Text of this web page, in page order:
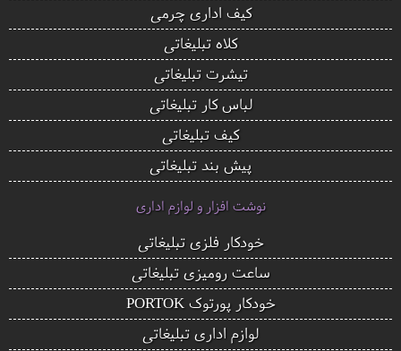
کیف اداری چرمی
کلاه تبلیغاتی
تیشرت تبلیغاتی
لباس کار تبلیغاتی
کیف تبلیغاتی
پیش بند تبلیغاتی
نوشت افزار و لوازم اداری
خودکار فلزی تبلیغاتی
ساعت رومیزی تبلیغاتی
خودکار پورتوک PORTOK
لوازم اداری تبلیغاتی